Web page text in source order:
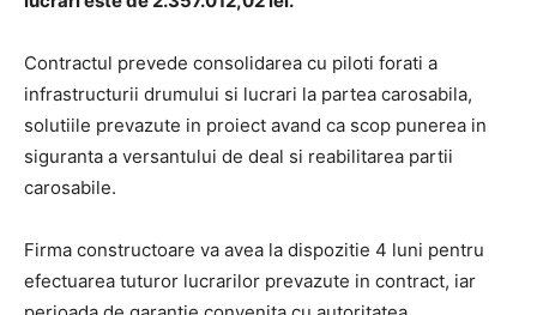
Contractul prevede consolidarea cu piloti forati a
infrastructurii drumului si lucrari la partea carosabila,
solutiile prevazute in proiect avand ca scop punerea in
siguranta a versantului de deal si reabilitarea partii
carosabile.
Firma constructoare va avea la dispozitie 4 luni pentru
efectuarea tuturor lucrarilor prevazute in contract, iar